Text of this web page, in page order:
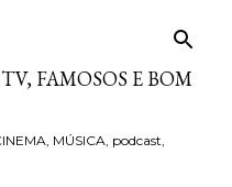
principal
FAMOSOS E BOM
MÚSICA, podcast,